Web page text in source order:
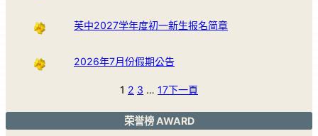
芙中2027学年度初一新生报名简章
2026年7月份假期公告
1 2 3 … 17下一頁
荣誉榜 AWARD